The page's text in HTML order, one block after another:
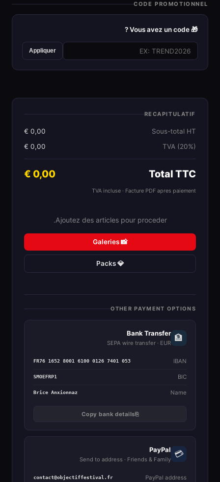
CODE PROMOTIONNEL
🎁 Vous avez un code ?
Appliquer
RECAPITULATIF
Sous-total HT
0,00 €
TVA (20%)
0,00 €
Total TTC
0,00 €
TVA incluse · Facture PDF apres paiement
Ajoutez des articles pour proceder.
📸 Galeries
💎 Packs
OTHER PAYMENT OPTIONS
🏦
Bank Transfer
SEPA wire transfer · EUR
IBAN
FR76 1652 8001 6100 0126 7401 053
BIC
SMOEFRP1
Name
Brice Anxionnaz
⎘
Copy bank details
💳
PayPal
Send to address · Friends & Family
PayPal address
contact@objectiffestival.fr